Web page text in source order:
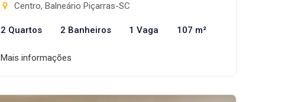
Centro, Balneário Piçarras-SC
2 Quartos 2 Banheiros 1 Vaga 107 m²
Mais informações